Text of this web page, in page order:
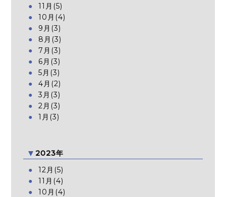
11月(5)
10月(4)
9月(3)
8月(3)
7月(3)
6月(3)
5月(3)
4月(2)
3月(3)
2月(3)
1月(3)
2023年
12月(5)
11月(4)
10月(4)